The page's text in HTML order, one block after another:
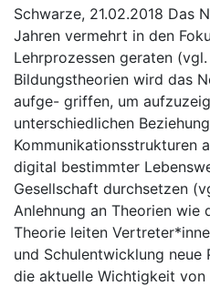
Schwarze, 21.02.2018 Das
Jahren vermehrt in den
Lehrprozessen geraten
Bildungstheorien wird das
aufge- griffen, um
unterschiedlichen
Kommunikationsstrukturen
digital bestimmter
Gesellschaft durchsetzen
Anlehnung an Theorien
Theorie leiten
und Schulentwicklung
die aktuelle Wichtigkeit von